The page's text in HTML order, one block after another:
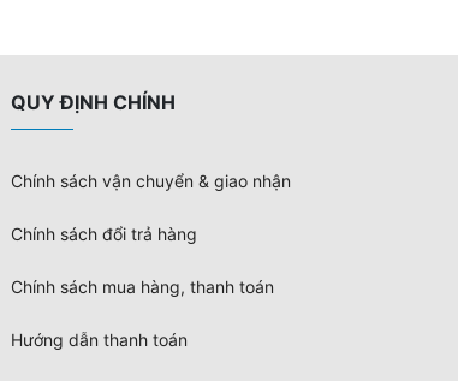
QUY ĐỊNH CHÍNH
Chính sách vận chuyển & giao nhận
Chính sách đổi trả hàng
Chính sách mua hàng, thanh toán
Hướng dẫn thanh toán